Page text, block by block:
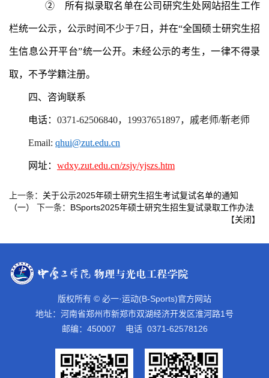
② 所有拟录取名单在公司研究生处网站招生工作
栏统一公示，公示时间不少于7日，并在“全国硕士研究生招
生信息公开平台”统一公开。未经公示的考生，一律不得录
取，不予学籍注册。
四、 咨询联系
电话： 0371-62506840，19937651897，戚老师/靳老师
Email: qhui@zut.edu.cn
网址： wdxy.zut.edu.cn/zsjy/yjszs.htm
上一条： 关于公示2025年硕士研究生招生考试复试名单的通知
（一）
下一条： BSports2025年硕士研究生招生复试录取工作办法
【关闭】
版权所有 © 必一·运动(B-Sports)官方网站
地址：河南省郑州市新郑市双湖经济开发区淮河路1号
邮编：450007 电话 0371-62578126